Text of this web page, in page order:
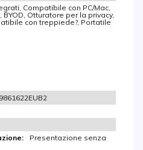
Compatibile con PC/Mac,
Otturatore per la privacy,
con treppiede?, Portatile
Presentazione senza